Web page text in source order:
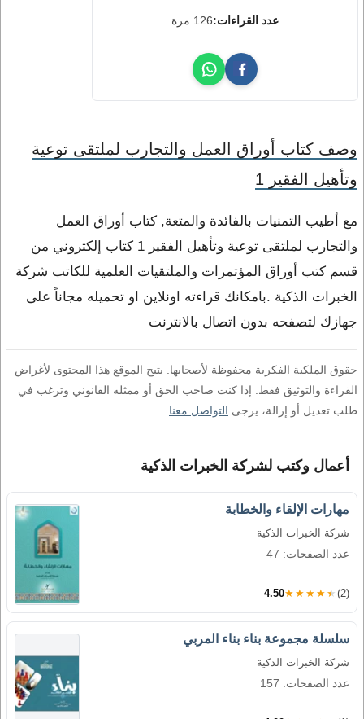
عدد القراءات:126 مرة
وصف كتاب أوراق العمل والتجارب لملتقى توعية
وتأهيل الفقير 1
مع أطيب التمنيات بالفائدة والمتعة, كتاب أوراق العمل
والتجارب لملتقى توعية وتأهيل الفقير 1 كتاب إلكتروني من
قسم كتب أوراق المؤتمرات والملتقيات العلمية للكاتب شركة
الخبرات الذكية .بامكانك قراءته اونلاين او تحميله مجاناً على
جهازك لتصفحه بدون اتصال بالانترنت
حقوق الملكية الفكرية محفوظة لأصحابها. يتيح الموقع هذا المحتوى لأغراض
القراءة والتوثيق فقط. إذا كنت صاحب الحق أو ممثله القانوني وترغب في
طلب تعديل أو إزالة، يرجى التواصل معنا
أعمال وكتب لشركة الخبرات الذكية
مهارات الإلقاء والخطابة
شركة الخبرات الذكية
عدد الصفحات: 47
4.50★★★★★ (2)
سلسلة مجموعة بناء بناء المربي
شركة الخبرات الذكية
عدد الصفحات: 157